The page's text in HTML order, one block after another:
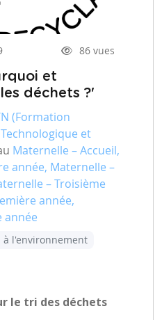
86 vues
et
déchets ?'
(Formation
et
Maternelle – Accueil,
année, Maternelle –
– Troisième
année,
année
à l'environnement
le tri des déchets